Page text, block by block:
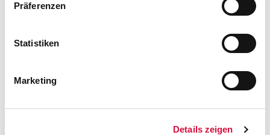
Präferenzen
Statistiken
Marketing
Details zeigen
Gaubenfenster (2019), Sanierung der Schallluken im Turm
Beleuchtung und des Farbanstrichs sowie die Aufstellung
von neuem Altar, Ambo und Taufstein sowie Erneuerung